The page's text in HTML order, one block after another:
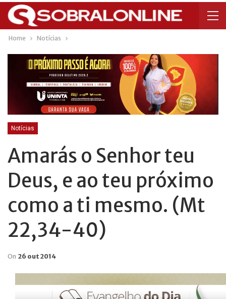
Home Notícias
Notícias
Amarás o Senhor teu
Deus, e ao teu próximo
como a ti mesmo. (Mt
22,34-40)
On 26 out 2014